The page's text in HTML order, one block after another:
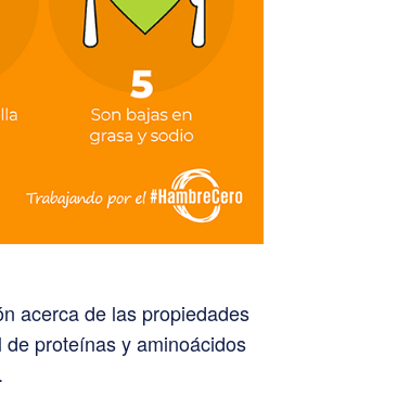
acerca de las propiedades
proteínas y aminoácidos